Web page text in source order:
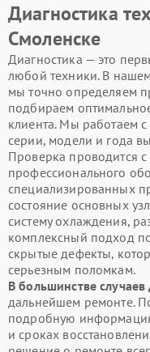
Диагностика
Смоленске
Диагностика — это
любой техники. В
мы точно определяем
подбираем
клиента. Мы работаем
серии, модели и года
Проверка проводится
профессионального
специализированных
состояние основных
систему охлаждения,
комплексный подход
скрытые дефекты,
серьезным поломкам.
В большинстве случаев
дальнейшем ремонте.
подробную
и сроках